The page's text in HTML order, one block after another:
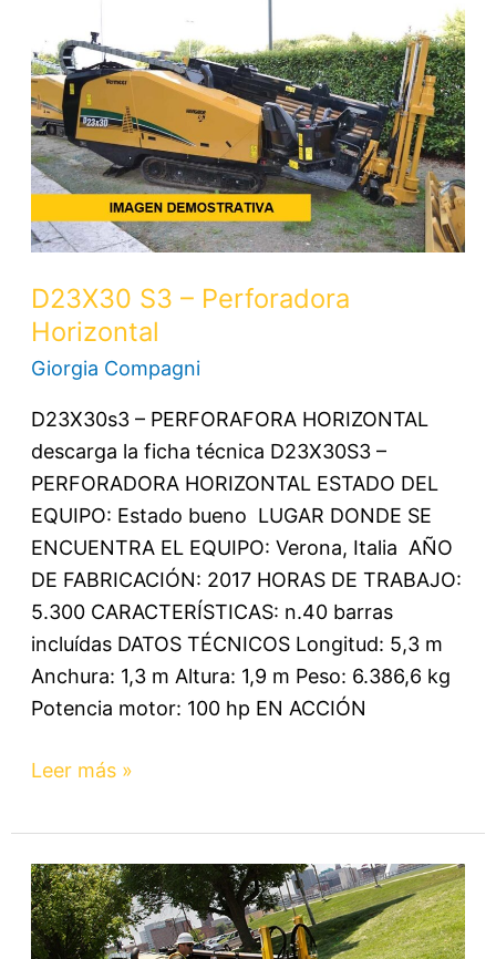
D23X30 S3 – Perforadora
Horizontal
Giorgia Compagni
D23X30s3 – PERFORAFORA HORIZONTAL
descarga la ficha técnica D23X30S3 –
PERFORADORA HORIZONTAL ESTADO DEL
EQUIPO: Estado bueno LUGAR DONDE SE
ENCUENTRA EL EQUIPO: Verona, Italia AÑO
DE FABRICACIÓN: 2017 HORAS DE TRABAJO:
5.300 CARACTERÍSTICAS: n.40 barras
incluídas DATOS TÉCNICOS Longitud: 5,3 m
Anchura: 1,3 m Altura: 1,9 m Peso: 6.386,6 kg
Potencia motor: 100 hp EN ACCIÓN
Perforadora
Horizontal
Leer más »
D20X22
S3
–